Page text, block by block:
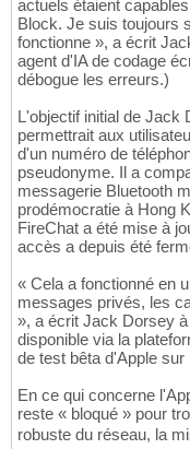
actuels étaient
Block. Je suis toujours
fonctionne », a écrit
agent d'IA de codage
débogue les erreurs.)
L'objectif initial de Jack
permettrait aux
d'un numéro de
pseudonyme. Il a
messagerie Bluetooth
prodémocratie à Hong
FireChat a été mise à
accès a depuis été
« Cela a fonctionné en
messages privés, les
», a écrit Jack Dorsey
disponible via la
de test bêta d'Apple
En ce qui concerne
reste « bloqué » pour
robuste du réseau, la